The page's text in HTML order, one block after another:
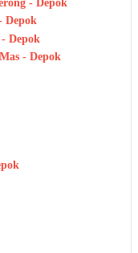
- Depok
Depok
Depok
- Depok